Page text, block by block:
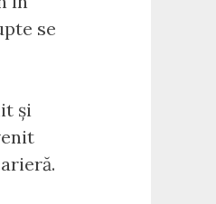
se
și